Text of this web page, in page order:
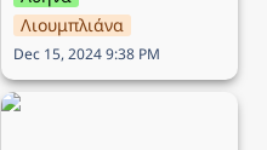
Λιουμπλιάνα
Dec 15, 2024 9:38 PM
Ταξίδι στην Μάλτα → 5